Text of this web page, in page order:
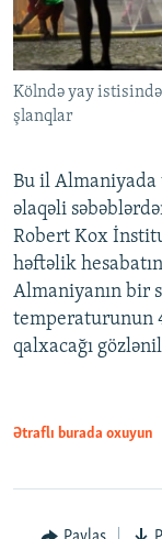
Kölndə yay
şlanqlar
Bu il
əlaqəli
Robert Kox
həftəlik
Almaniyanın bir
temperaturunun
qalxacağı
Ətraflı burada oxuyun